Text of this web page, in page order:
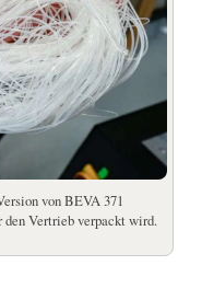
von BEVA 371
Vertrieb verpackt wird.